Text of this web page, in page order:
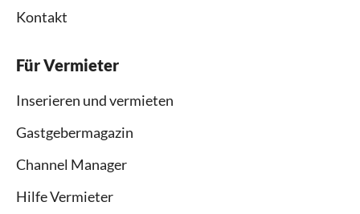
Kontakt
Für Vermieter
Inserieren und vermieten
Gastgebermagazin
Channel Manager
Hilfe Vermieter